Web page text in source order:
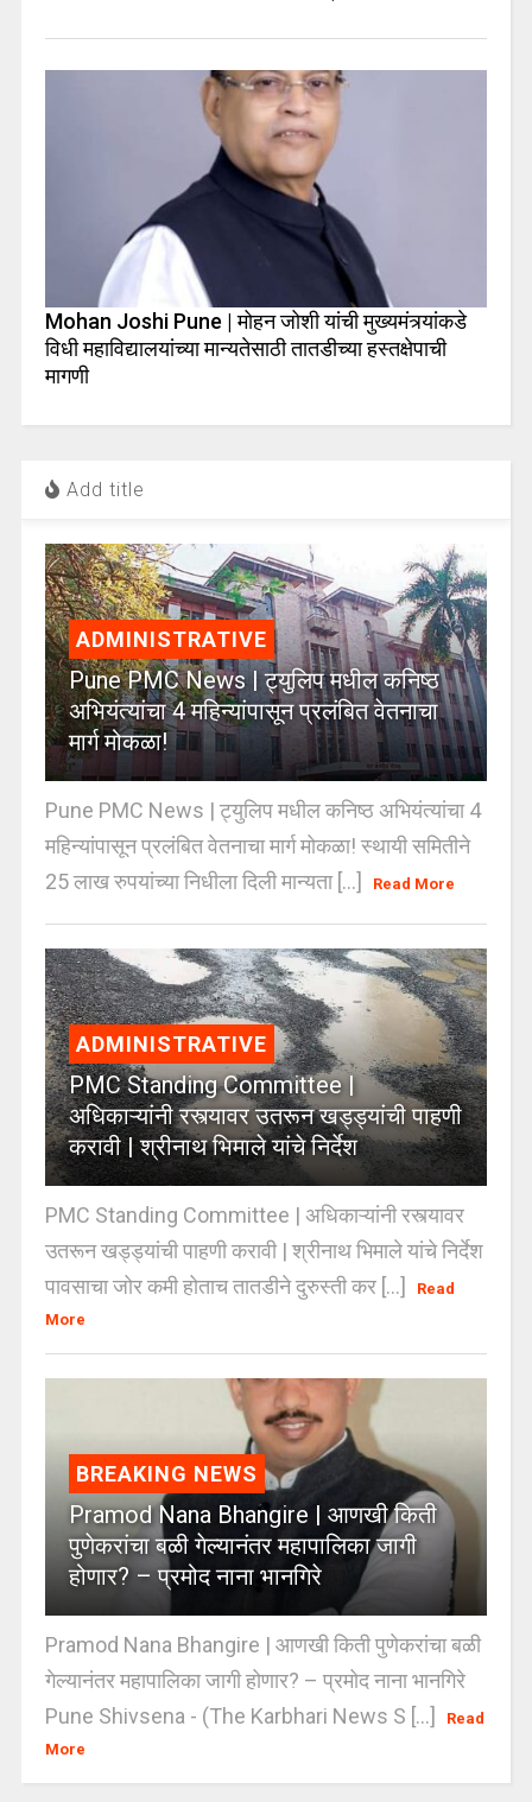
Mohan Joshi Pune | मोहन जोशी यांची मुख्यमंत्र्यांकडे
विधी महाविद्यालयांच्या मान्यतेसाठी तातडीच्या हस्तक्षेपाची
मागणी
Add title
ADMINISTRATIVE
Pune PMC News | ट्युलिप मधील कनिष्ठ
अभियंत्यांचा 4 महिन्यांपासून प्रलंबित वेतनाचा
मार्ग मोकळा!
Pune PMC News | ट्युलिप मधील कनिष्ठ अभियंत्यांचा 4
महिन्यांपासून प्रलंबित वेतनाचा मार्ग मोकळा! स्थायी समितीने
25 लाख रुपयांच्या निधीला दिली मान्यता [...]
Read More
ADMINISTRATIVE
PMC Standing Committee |
अधिकाऱ्यांनी रस्त्यावर उतरून खड्ड्यांची पाहणी
करावी | श्रीनाथ भिमाले यांचे निर्देश
PMC Standing Committee | अधिकाऱ्यांनी रस्त्यावर
उतरून खड्ड्यांची पाहणी करावी | श्रीनाथ भिमाले यांचे निर्देश
पावसाचा जोर कमी होताच तातडीने दुरुस्ती कर [...]
Read
More
BREAKING NEWS
Pramod Nana Bhangire | आणखी किती
पुणेकरांचा बळी गेल्यानंतर महापालिका जागी
होणार? – प्रमोद नाना भानगिरे
Pramod Nana Bhangire | आणखी किती पुणेकरांचा बळी
गेल्यानंतर महापालिका जागी होणार? – प्रमोद नाना भानगिरे
Pune Shivsena - (The Karbhari News S [...]
Read
More